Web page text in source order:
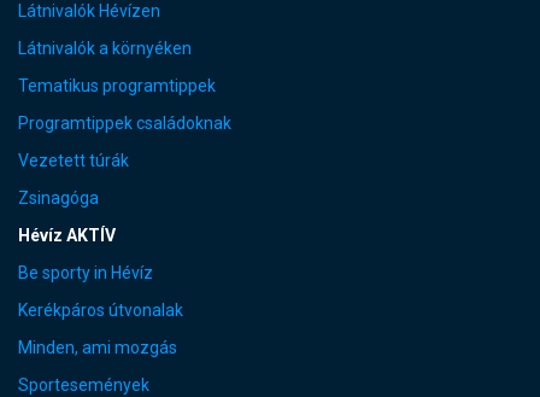
Látnivalók Hévízen
Látnivalók a környéken
Tematikus programtippek
Programtippek családoknak
Vezetett túrák
Zsinagóga
Hévíz AKTÍV
Be sporty in Hévíz
Kerékpáros útvonalak
Minden, ami mozgás
Sportesemények